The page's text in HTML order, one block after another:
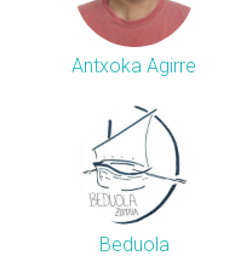
Antxoka Agirre
Beduola